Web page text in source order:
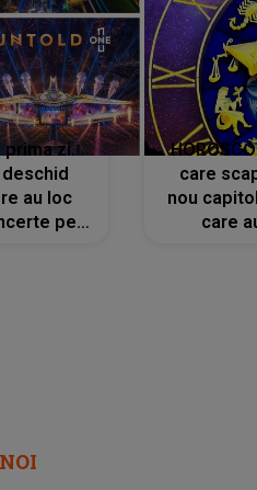
prima zi.
au loc
pe
care
nou
care